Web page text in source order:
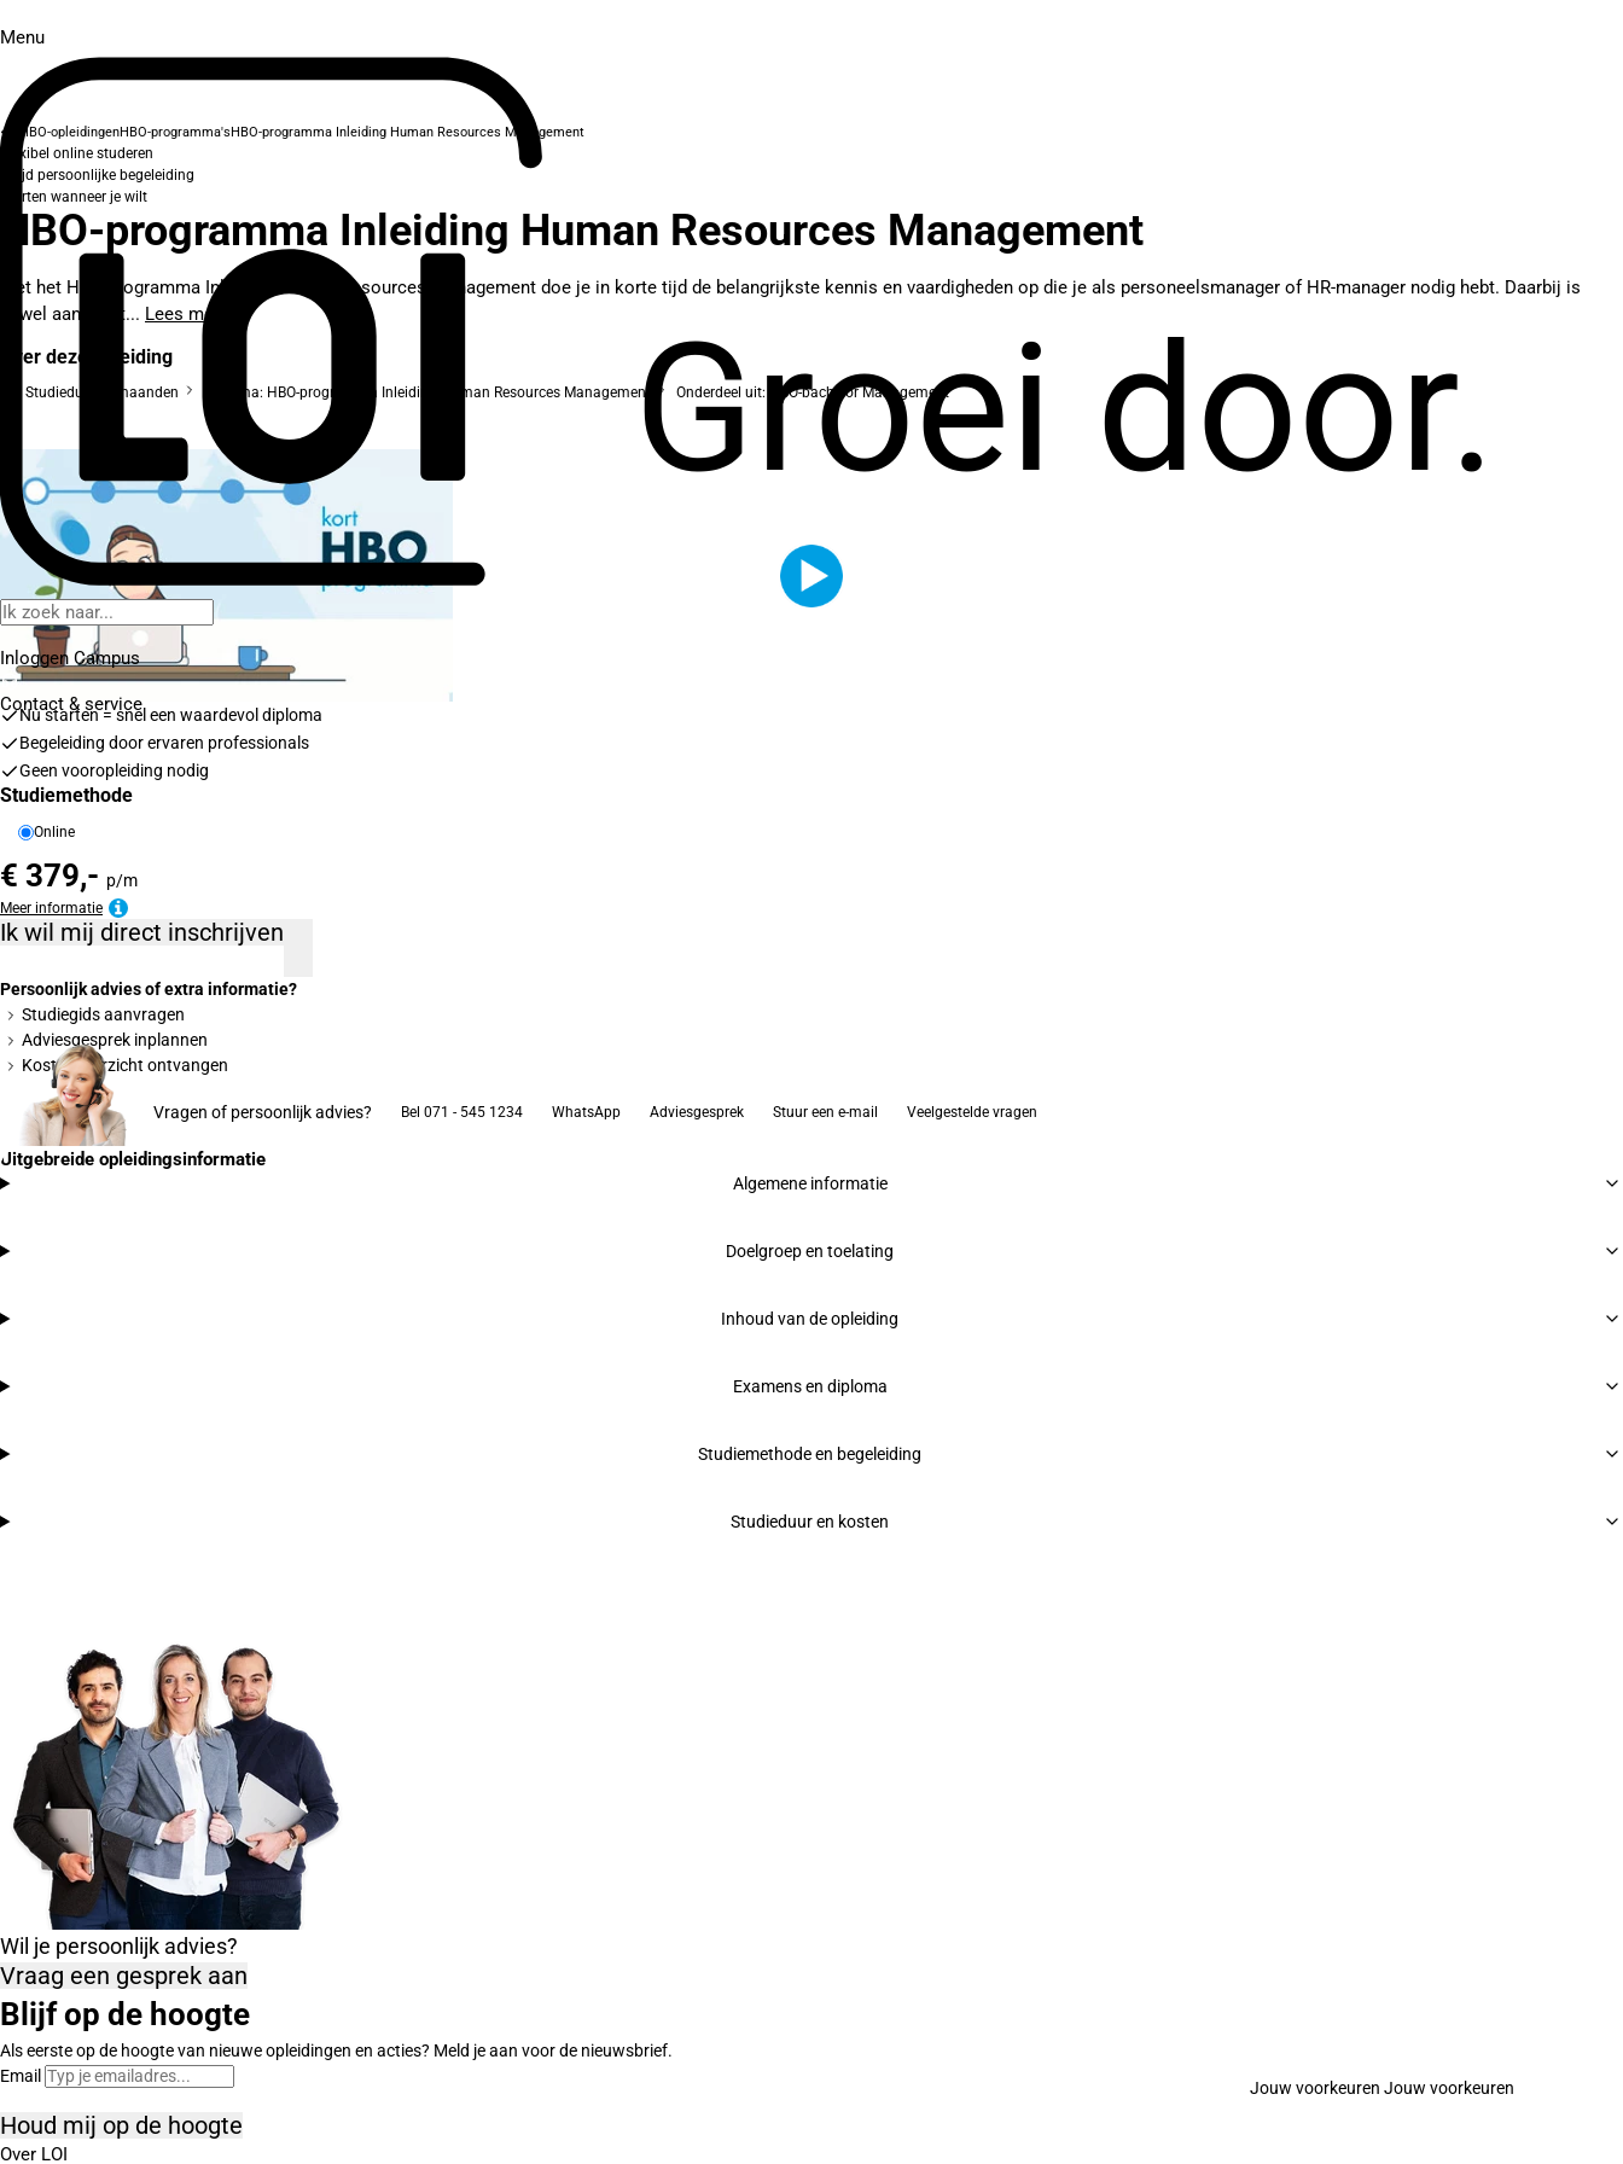
Menu
Groei door.
Inloggen Campus
Contact & service
HBO-opleidingenHBO-programma'sHBO-programma Inleiding Human Resources Management
Flexibel online studeren
Altijd persoonlijke begeleiding
Starten wanneer je wilt
HBO-programma Inleiding Human Resources Management
Met het HBO-programma Inleiding Human Resources Management doe je in korte tijd de belangrijkste kennis en vaardigheden op die je als personeelsmanager of HR-manager nodig hebt. Daarbij is
zowel aandacht... Lees meer
Over deze opleiding
Studieduur: 2 maanden Diploma: HBO-programma Inleiding Human Resources Management Onderdeel uit: HBO-bachelor Management
Nu starten = snel een waardevol diploma
Begeleiding door ervaren professionals
Geen vooropleiding nodig
Studiemethode
Online
€ 379,- p/m
Meer informatie
Ik wil mij direct inschrijven
Persoonlijk advies of extra informatie?
Studiegids aanvragen
Adviesgesprek inplannen
Kostenoverzicht ontvangen
Vragen of persoonlijk advies? Bel 071 - 545 1234 WhatsApp Adviesgesprek Stuur een e-mail Veelgestelde vragen
Uitgebreide opleidingsinformatie
Algemene informatie
Doelgroep en toelating
Inhoud van de opleiding
Examens en diploma
Studiemethode en begeleiding
Studieduur en kosten
Wil je persoonlijk advies?
Vraag een gesprek aan
Blijf op de hoogte
Als eerste op de hoogte van nieuwe opleidingen en acties? Meld je aan voor de nieuwsbrief.
Email
Jouw voorkeuren
Houd mij op de hoogte
Over LOI